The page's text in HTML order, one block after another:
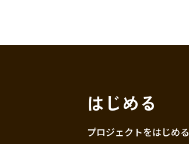
はじめる
プロジェクトをはじめる